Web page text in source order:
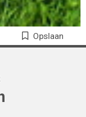
Opslaan